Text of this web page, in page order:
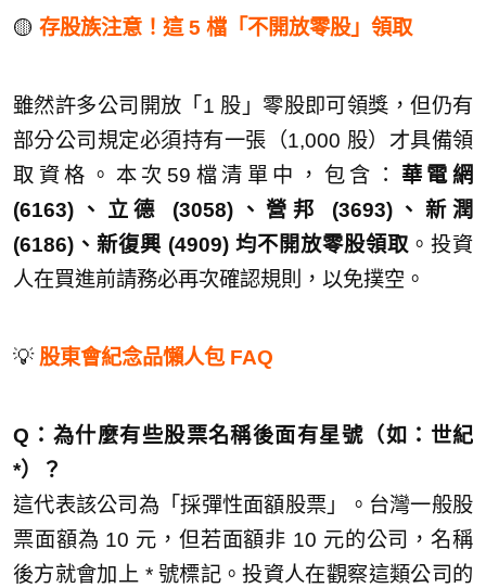
🟡 存股族注意！這 5 檔「不開放零股」領取
雖然許多公司開放「1 股」零股即可領獎，但仍有
部分公司規定必須持有一張（1,000 股）才具備領
取資格。本次59檔清單中，包含： 華電網
(6163)、立德 (3058)、營邦 (3693)、新潤
(6186)、新復興 (4909) 均不開放零股領取 。投資
人在買進前請務必再次確認規則，以免撲空。
💡 股東會紀念品懶人包 FAQ
Q：為什麼有些股票名稱後面有星號（如：世紀
*）？
這代表該公司為「採彈性面額股票」。台灣一般股
票面額為 10 元，但若面額非 10 元的公司，名稱
後方就會加上 * 號標記。投資人在觀察這類公司的